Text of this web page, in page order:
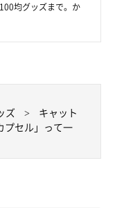
均グッズまで。か
ズ
キャット
プセル」って一